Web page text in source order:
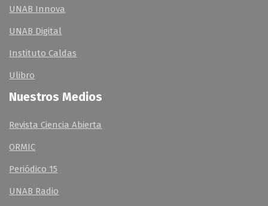
UNAB Innova
UNAB Digital
Instituto Caldas
Ulibro
Nuestros Medios
Revista Ciencia Abierta
ORMIC
Periódico 15
UNAB Radio